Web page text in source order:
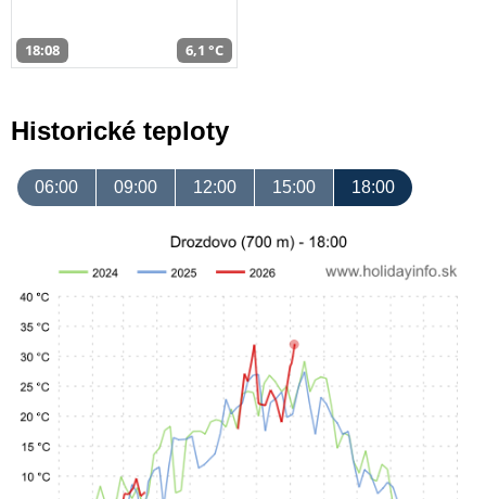
18:08 6,1 °C
Historické teploty
06:00 09:00 12:00 15:00 18:00